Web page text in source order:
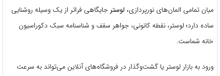
میان تمامی المان‌های نورپردازی، لوستر جایگاهی فراتر از یک وسیله روشنایی
ساده دارد؛ لوستر، نقطه کانونی، جواهر سقف و شناسنامه سبک دکوراسیون
خانه شماست.
ورود به بازار لوستر یا گشت‌وگذار در فروشگاه‌های آنلاین می‌تواند به سرعت